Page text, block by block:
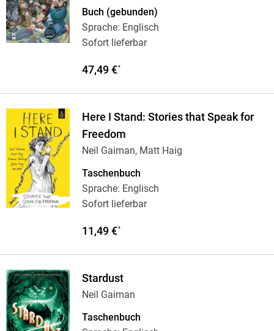
Buch (gebunden)
Sprache: Englisch
Sofort lieferbar
47,49 €*
Here I Stand: Stories that Speak for
Freedom
Neil Gaiman, Matt Haig
Taschenbuch
Sprache: Englisch
Sofort lieferbar
11,49 €*
Stardust
Neil Gaiman
Taschenbuch